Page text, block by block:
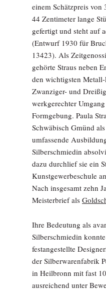
einem Schätzpreis von
44 Zentimeter lange
gefertigt und steht auf
(Entwurf 1930 für
13423). Als
gehörte Straus neben
den wichtigsten
Zwanziger- und
werkgerechter
Formgebung. Paula
Schwäbisch Gmünd
umfassende
Silberschmiedin
dazu durchlief sie ein
Kunstgewerbeschule
Nach insgesamt zehn
Meisterbrief als
Ihre Bedeutung als
Silberschmiedin
festangestellte
der Silberwarenfabrik
in Heilbronn mit fast
ausreichend unter